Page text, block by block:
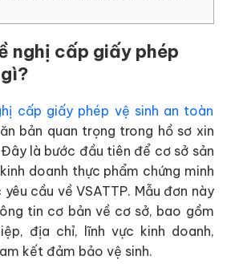
nghị cấp giấy phép
cấp giấy phép vệ sinh an toàn
bản quan trọng trong hồ sơ xin
là bước đầu tiên để cơ sở sản
doanh thực phẩm chứng minh
cầu về VSATTP. Mẫu đơn này
tin cơ bản về cơ sở, bao gồm
địa chỉ, lĩnh vực kinh doanh,
kết đảm bảo vệ sinh.